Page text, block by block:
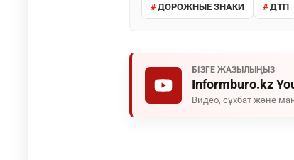
ДОРОЖНЫЕ ЗНАКИ ДТП
БІЗГЕ ЖАЗЫЛЫҢЫЗ
Informburo.kz
Видео, сұхбат және